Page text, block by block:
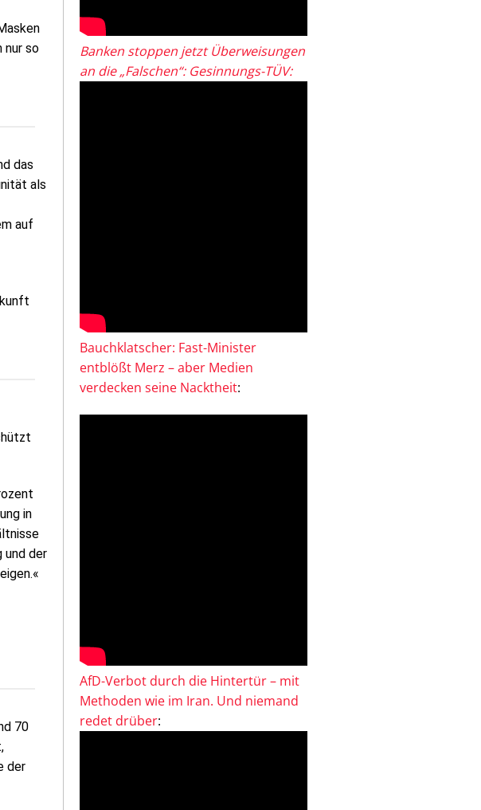
nur so
das
als
auf
in
und der
70
der
Banken stoppen jetzt Überweisungen
an die „Falschen“: Gesinnungs-TÜV:
Bauchklatscher: Fast-Minister
entblößt Merz – aber Medien
verdecken seine Nacktheit:
AfD-Verbot durch die Hintertür – mit
Methoden wie im Iran. Und niemand
redet drüber: